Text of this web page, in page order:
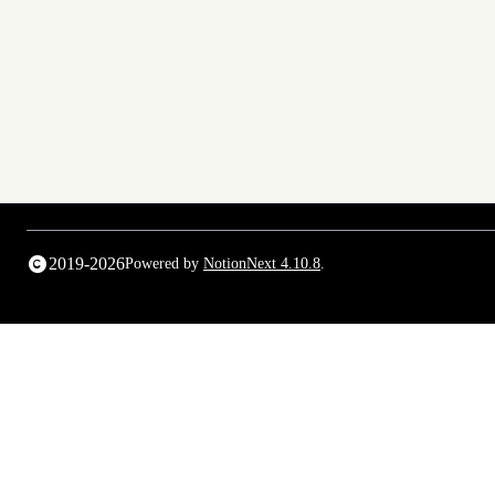
2019-2026Powered by NotionNext 4.10.8.